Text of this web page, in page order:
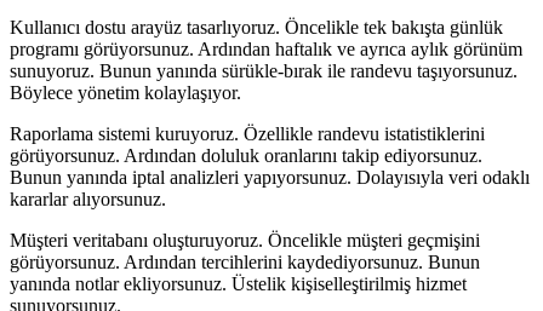
Kullanıcı dostu arayüz tasarlıyoruz. Öncelikle tek bakışta günlük
programı görüyorsunuz. Ardından haftalık ve ayrıca aylık görünüm
sunuyoruz. Bunun yanında sürükle-bırak ile randevu taşıyorsunuz.
Böylece yönetim kolaylaşıyor.
Raporlama sistemi kuruyoruz. Özellikle randevu istatistiklerini
görüyorsunuz. Ardından doluluk oranlarını takip ediyorsunuz.
Bunun yanında iptal analizleri yapıyorsunuz. Dolayısıyla veri odaklı
kararlar alıyorsunuz.
Müşteri veritabanı oluşturuyoruz. Öncelikle müşteri geçmişini
görüyorsunuz. Ardından tercihlerini kaydediyorsunuz. Bunun
yanında notlar ekliyorsunuz. Üstelik kişiselleştirilmiş hizmet
sunuyorsunuz.